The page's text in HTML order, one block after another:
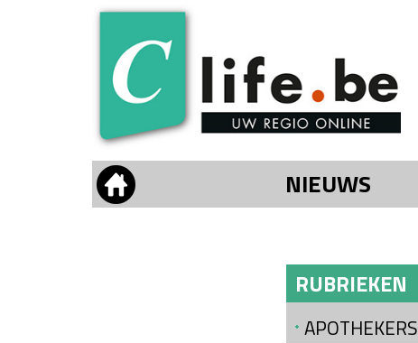
NIEUWS
RUBRIEKEN
APOTHEKERS